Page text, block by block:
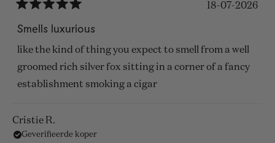
met
5
van
de
5
sterren
18-07-2026
Smells luxurious
like the kind of thing you expect to smell from a well
groomed rich silver fox sitting in a corner of a fancy
establishment smoking a cigar
Cristie R.
Geverifieerde koper